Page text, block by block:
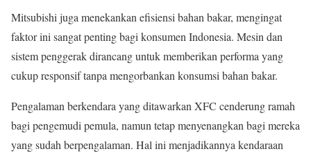
Mitsubishi juga menekankan efisiensi bahan bakar, mengingat
faktor ini sangat penting bagi konsumen Indonesia. Mesin dan
sistem penggerak dirancang untuk memberikan performa yang
cukup responsif tanpa mengorbankan konsumsi bahan bakar.
Pengalaman berkendara yang ditawarkan XFC cenderung ramah
bagi pengemudi pemula, namun tetap menyenangkan bagi mereka
yang sudah berpengalaman. Hal ini menjadikannya kendaraan